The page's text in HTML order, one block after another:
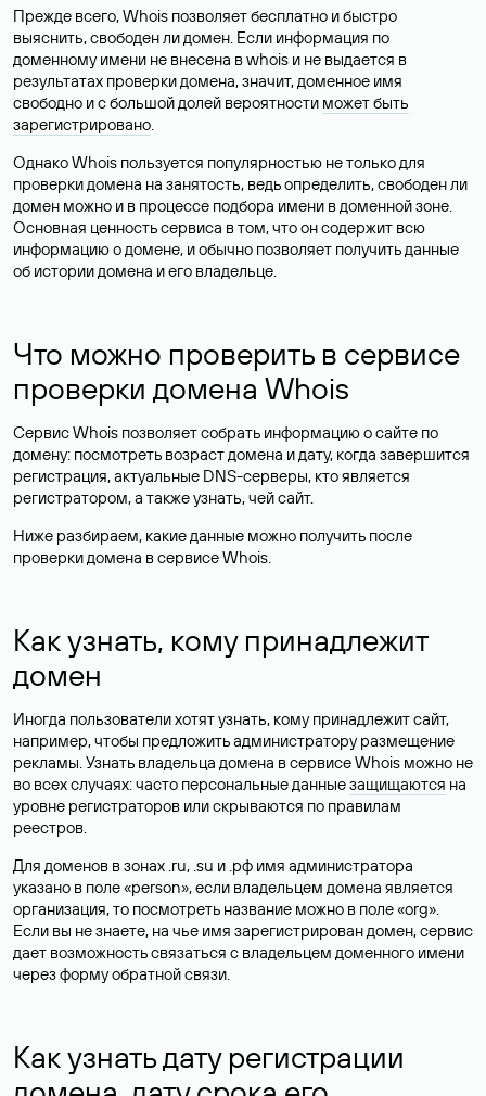
Прежде всего, Whois позволяет бесплатно и быстро
выяснить, свободен ли домен. Если информация по
доменному имени не внесена в whois и не выдается в
результатах проверки домена, значит, доменное имя
свободно и с большой долей вероятности может быть
зарегистрировано.
Однако Whois пользуется популярностью не только для
проверки домена на занятость, ведь определить, свободен ли
домен можно и в процессе подбора имени в доменной зоне.
Основная ценность сервиса в том, что он содержит всю
информацию о домене, и обычно позволяет получить данные
об истории домена и его владельце.
Что можно проверить в сервисе
проверки домена Whois
Сервис Whois позволяет собрать информацию о сайте по
домену: посмотреть возраст домена и дату, когда завершится
регистрация, актуальные DNS-серверы, кто является
регистратором, а также узнать, чей сайт.
Ниже разбираем, какие данные можно получить после
проверки домена в сервисе Whois.
Как узнать, кому принадлежит
домен
Иногда пользователи хотят узнать, кому принадлежит сайт,
например, чтобы предложить администратору размещение
рекламы. Узнать владельца домена в сервисе Whois можно не
во всех случаях: часто персональные данныезащищаются на
уровне регистраторов или скрываются по правилам
реестров.
Для доменов в зонах .ru, .su и .рф имя администратора
указано в поле «person», если владельцем домена является
организация, то посмотреть название можно в поле «org».
Если вы не знаете, на чье имя зарегистрирован домен, сервис
дает возможность связаться с владельцем доменного имени
через форму обратной связи.
Как узнать дату регистрации